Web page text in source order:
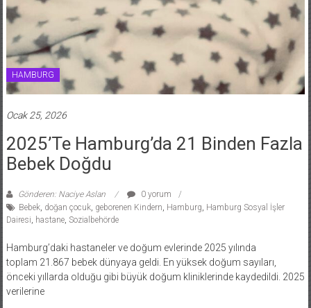
HAMBURG
Ocak 25, 2026
2025’te Hamburg’da 21 Binden Fazla
Bebek Doğdu
Gönderen: Naciye Aslan
0 yorum
Bebek, doğan çocuk, geborenen Kindern Hamburg Hamburg Sosyal İşler
Dairesi hastane, Sozialbehörde
Hamburg’daki hastaneler ve doğum evlerinde 2025 yılında
toplam 21.867 bebek dünyaya geldi. En yüksek doğum sayıları,
önceki yıllarda olduğu gibi büyük doğum kliniklerinde kaydedildi. 2025
verilerine